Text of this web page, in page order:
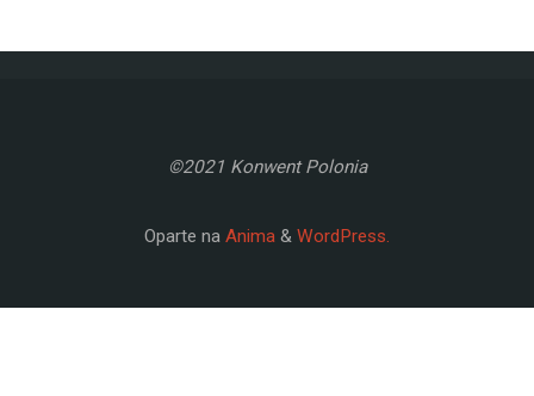
©2021 Konwent Polonia
Oparte na Anima & WordPress.